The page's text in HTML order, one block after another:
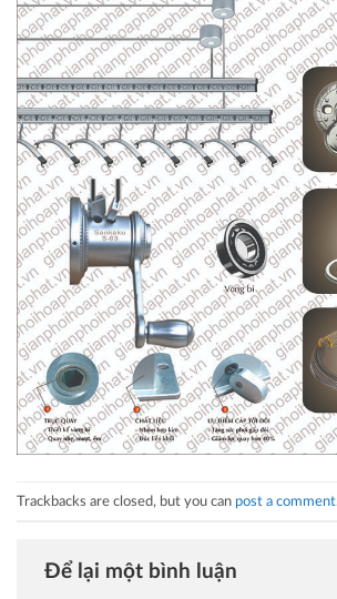
Trackbacks are closed, but you can post a comment
Để lại một bình luận